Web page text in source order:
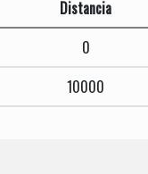
Distancia
0
10000